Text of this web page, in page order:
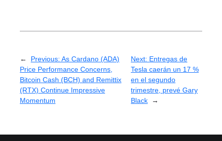
← Previous: As Cardano (ADA)
Price Performance Concerns,
Bitcoin Cash (BCH) and Remittix
(RTX) Continue Impressive
Momentum
Next: Entregas de
Tesla caerán un 17 %
en el segundo
trimestre, prevé Gary
Black
→